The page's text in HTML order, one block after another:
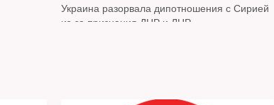
Украина разорвала дипотношения с Сирией
из-за признания ДНР и ЛНР